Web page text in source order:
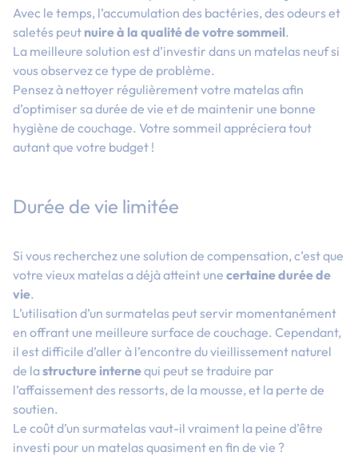
Avec le temps, l’accumulation des bactéries, des odeurs et
saletés peut nuire à la qualité de votre sommeil.
La meilleure solution est d’investir dans un matelas neuf si
vous observez ce type de problème.
Pensez à nettoyer régulièrement votre matelas afin
d’optimiser sa durée de vie et de maintenir une bonne
hygiène de couchage. Votre sommeil appréciera tout
autant que votre budget !
Durée de vie limitée
Si vous recherchez une solution de compensation, c’est que
votre vieux matelas a déjà atteint une certaine durée de
vie.
L’utilisation d’un surmatelas peut servir momentanément
en offrant une meilleure surface de couchage. Cependant,
il est difficile d’aller à l’encontre du vieillissement naturel
de lastructure internequi peut se traduire par
l’affaissement des ressorts, de la mousse, et la perte de
soutien.
Le coût d’un surmatelas vaut-il vraiment la peine d’être
investi pour un matelas quasiment en fin de vie ?